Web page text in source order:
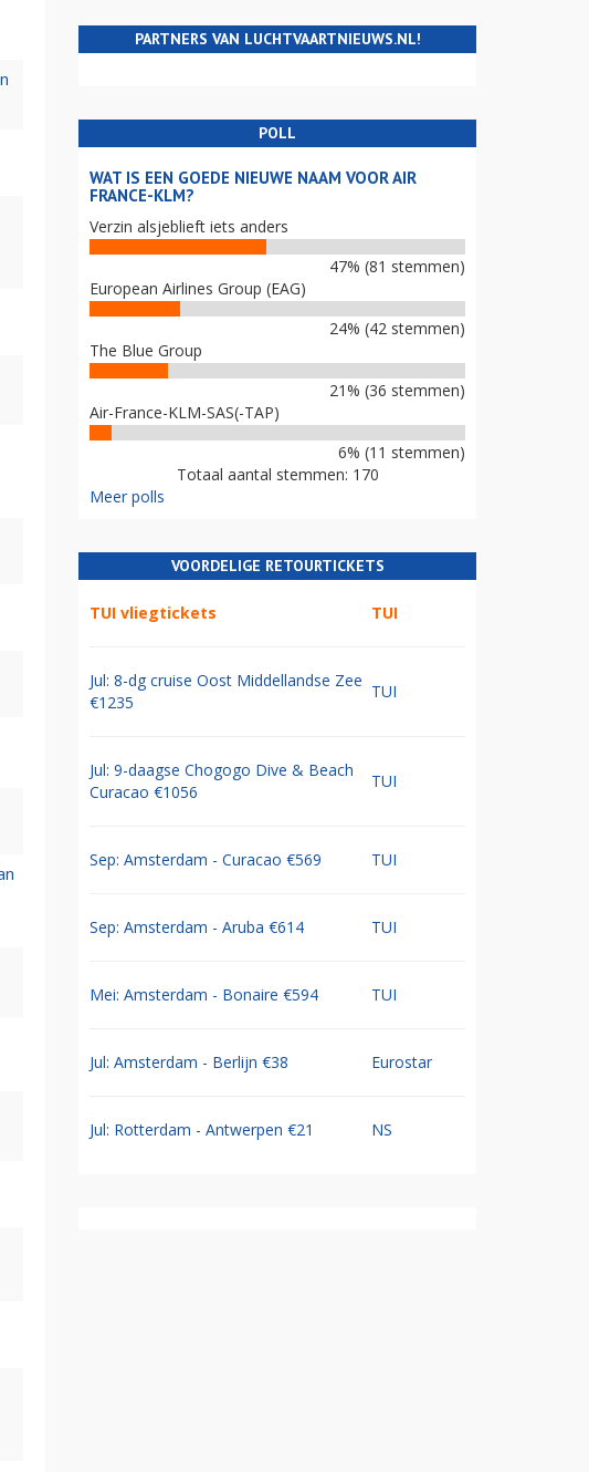
PARTNERS VAN LUCHTVAARTNIEUWS.NL!
POLL
WAT IS EEN GOEDE NIEUWE NAAM VOOR AIR
FRANCE-KLM?
Verzin alsjeblieft iets anders
47% (81 stemmen)
European Airlines Group (EAG)
24% (42 stemmen)
The Blue Group
21% (36 stemmen)
Air-France-KLM-SAS(-TAP)
6% (11 stemmen)
Totaal aantal stemmen: 170
Meer polls
VOORDELIGE RETOURTICKETS
TUI vliegtickets TUI
Jul: 8-dg cruise Oost Middellandse Zee
€1235
TUI
Jul: 9-daagse Chogogo Dive & Beach
Curacao €1056
TUI
Sep: Amsterdam - Curacao €569 TUI
Sep: Amsterdam - Aruba €614 TUI
Mei: Amsterdam - Bonaire €594 TUI
Jul: Amsterdam - Berlijn €38 Eurostar
Jul: Rotterdam - Antwerpen €21 NS